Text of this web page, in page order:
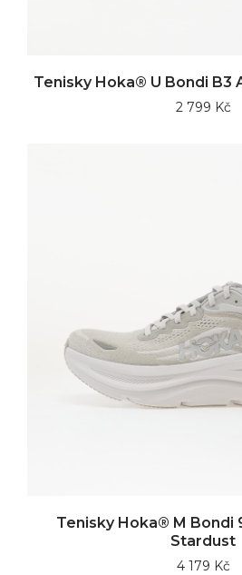
Tenisky Hoka® U Bondi B3
2 799 Kč
Tenisky Hoka® M Bondi
Stardust
4 179 Kč